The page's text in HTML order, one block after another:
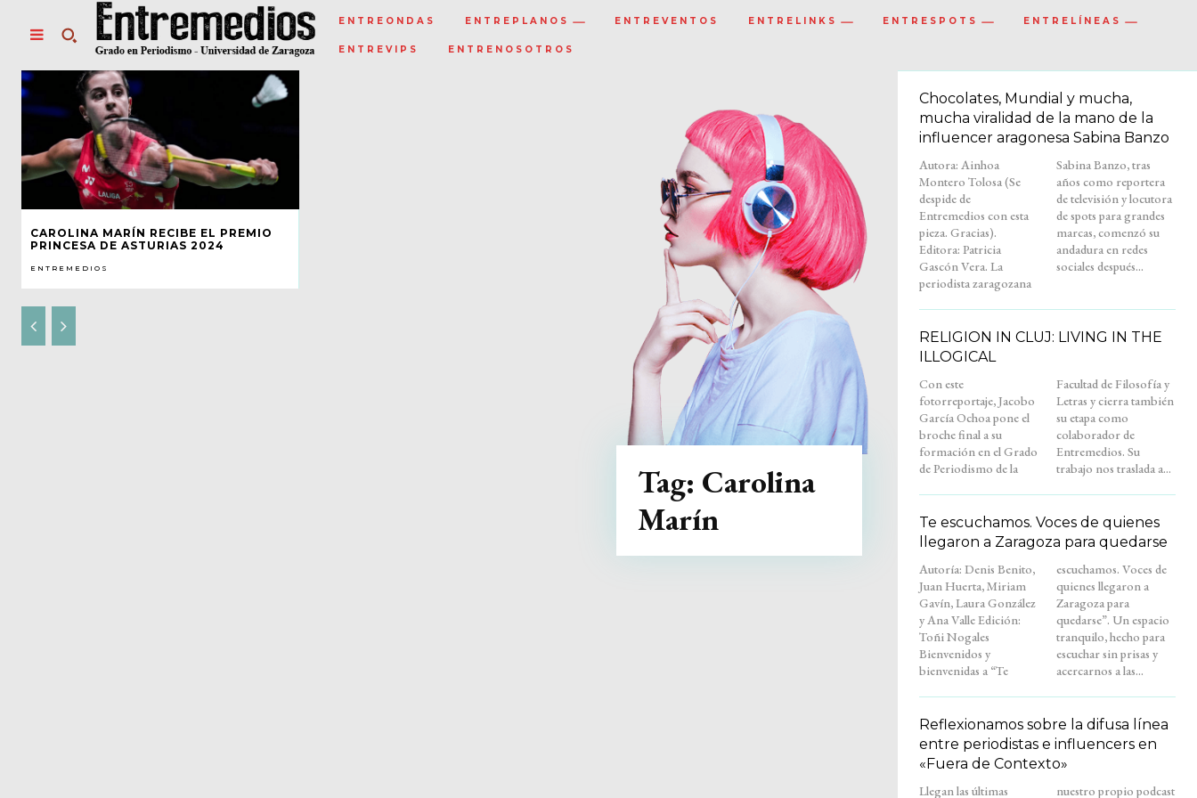
ENTREONDAS ENTREPLANOS ENTREVENTOS ENTRELINKS ENTRESPOTS ENTRELÍNEAS
ENTREVIPS ENTRENOSOTROS
CAROLINA MARÍN RECIBE EL PREMIO
PRINCESA DE ASTURIAS 2024
ENTREMEDIOS
Tag: Carolina
Marín
Chocolates, Mundial y mucha,
mucha viralidad de la mano de la
influencer aragonesa Sabina Banzo
Autora: Ainhoa
Montero Tolosa (Se
despide de
Entremedios con esta
pieza. Gracias).
Editora: Patricia
Gascón Vera. La
periodista zaragozana
Sabina Banzo, tras
años como reportera
de televisión y locutora
de spots para grandes
marcas, comenzó su
andadura en redes
sociales después...
RELIGION IN CLUJ: LIVING IN THE
ILLOGICAL
Con este
fotorreportaje, Jacobo
García Ochoa pone el
broche final a su
formación en el Grado
de Periodismo de la
Facultad de Filosofía y
Letras y cierra también
su etapa como
colaborador de
Entremedios. Su
trabajo nos traslada a...
Te escuchamos. Voces de quienes
llegaron a Zaragoza para quedarse
Autoría: Denis Benito,
Juan Huerta, Miriam
Gavín, Laura González
y Ana Valle Edición:
Toñi Nogales
Bienvenidos y
bienvenidas a “Te
escuchamos. Voces de
quienes llegaron a
Zaragoza para
quedarse”. Un espacio
tranquilo, hecho para
escuchar sin prisas y
acercarnos a las...
Reflexionamos sobre la difusa línea
entre periodistas e influencers en
«Fuera de Contexto»
Llegan las últimas
nuestro propio podcast